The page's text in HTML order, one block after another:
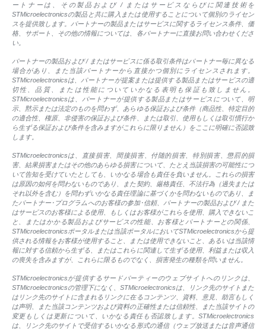
ートナーは、その製品および / またはサービスならびに関連技術を
STMicroelectronicsの製品と共に購入または使用することについて個別のライセン
スを提供致します。パートナーの製品またはサービスに関するライセンス条件、価
格、サポート、その他の情報については、各パートナーに直接お問い合わせくださ
い。
パートナーの製品および / またはサービスに係る取引条件はパートナー毎に異なる
場合があり、また当該パートナーから直接かつ個別にライセンスされます。
STMicroelectronicsは、パートナーが提案または提供する製品またはサービスの適
切性、品質、または性能についていかなる表明も保証も致しません。
STMicroelectronicsは、パートナーが提供する製品またはサービスについて、明
示、黙示または法定のものを問わず、あらゆる保証および条件（商品性、特定目的
の適合性、権原、非侵害の保証および条件、または取引、使用もしくは取引慣行か
ら生ずる保証および条件を含みますがこれらに限りません）をここに明確に否認致
します。
STMicroelectronicsは、直接損害、間接損害、付随的損害、特別損害、懲罰的損
害、結果損害またはその他のあらゆる損害について、たとえ当該損害の可能性につ
いて告知を受けていたとしても、いかなる場合も責任を負いません。これらの損害
は原因の如何を問わないものであり、また契約、厳格責任、不法行為（過失または
それ以外を含む）を問わずいかなる責任理論に基づくかを問わないものであり、ま
たパートナー･プログラムへのお客様の参加･信頼、パートナーの製品および / また
はサービスのお客様による使用、もしくはお客様がこれらを使用、購入できないこ
と、またはかかる製品およびサービスの性能、お客様とパートナーとの関係、
STMicroelectronicsポータルまたは当該ポータルにおいてSTMicroelectronicsから提
供される情報をお客様が使用すること、または使用できないこと、あるいは当該情
報に対する信頼から生ずる、またはこれらに関連して生ずる使用、利益または収入
の喪失を含みますが、これらに限るものでなく、損害発生の種類を問いません。
STMicroelectronicsが提供するサードパーティーのウェブサイトへのリンクは、
STMicroelectronicsの管理下になく、STMicroelectronicsは、リンク先のサイトまた
はリンク先のサイトに含まれるリンクに在るコンテンツ、資料、意見、助言もしく
は声明、また当該コンテンツおよび資料の正確性または信頼性、また当該サイトの
変更もしくは更新について、いかなる責任も否認致します。STMicroelectronics
は、リンク先のサイトで受信するいかなる形式の通信（ウェブ放送または音声通信